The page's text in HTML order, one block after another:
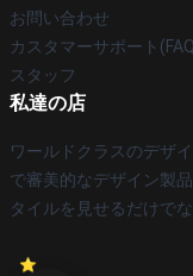
お問い合わせ
カスタマーサポート
スタッフ
私達の店
ワールドクラスのデザ
で審美的なデザイン製
タイルを見せるだけでな